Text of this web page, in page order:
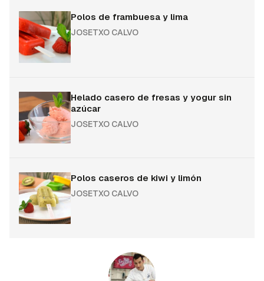
Polos de frambuesa y lima
JOSETXO CALVO
Helado casero de fresas y yogur sin
azúcar
JOSETXO CALVO
Polos caseros de kiwi y limón
JOSETXO CALVO